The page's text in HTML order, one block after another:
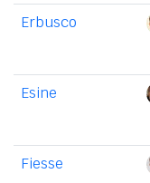
Erbusco
Esine
Fiesse